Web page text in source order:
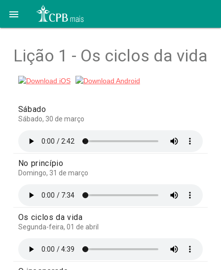

Lição 1 - Os ciclos da vida
Sábado
Sábado, 30 de março
No princípio
Domingo, 31 de março
Os ciclos da vida
Segunda-feira, 01 de abril